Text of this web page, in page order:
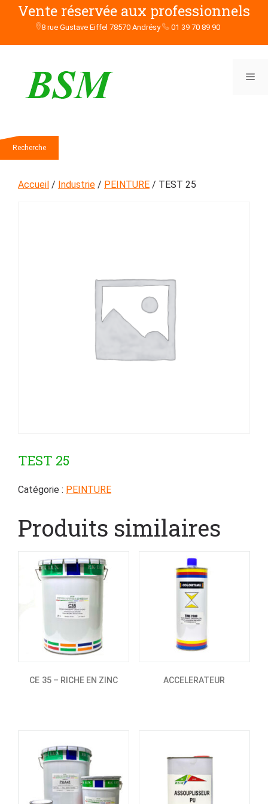
Vente réservée aux professionnels
8 rue Gustave Eiffel 78570 Andrésy 01 39 70 89 90
Recherche
Accueil / Industrie / PEINTURE / TEST 25
TEST 25
Catégorie : PEINTURE
Produits similaires
CE 35 – RICHE EN ZINC ACCELERATEUR